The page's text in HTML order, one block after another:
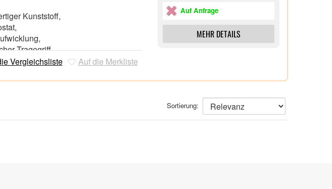
Kunststoff,
Tragegriff,
Vergleichsliste
Auf die Merkliste
Auf Anfrage
MEHR DETAILS
Sortierung: